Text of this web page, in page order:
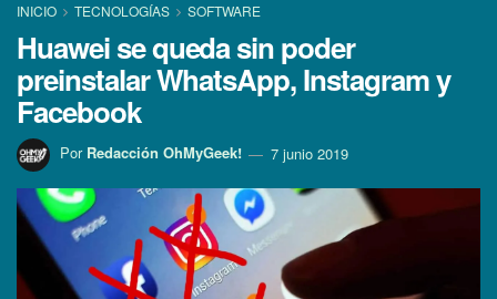
INICIO TECNOLOGÍ­AS SOFTWARE
Huawei se queda sin poder
preinstalar WhatsApp, Instagram y
Facebook
Por Redacción OhMyGeek! 7 junio 2019